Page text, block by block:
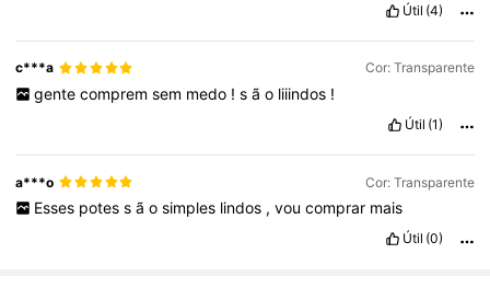
Útil (4)
c***a Cor: Transparente
gente comprem sem medo ! s ã o liiindos !
Útil (1)
a***o Cor: Transparente
Esses potes s ã o simples lindos , vou comprar mais
Útil (0)